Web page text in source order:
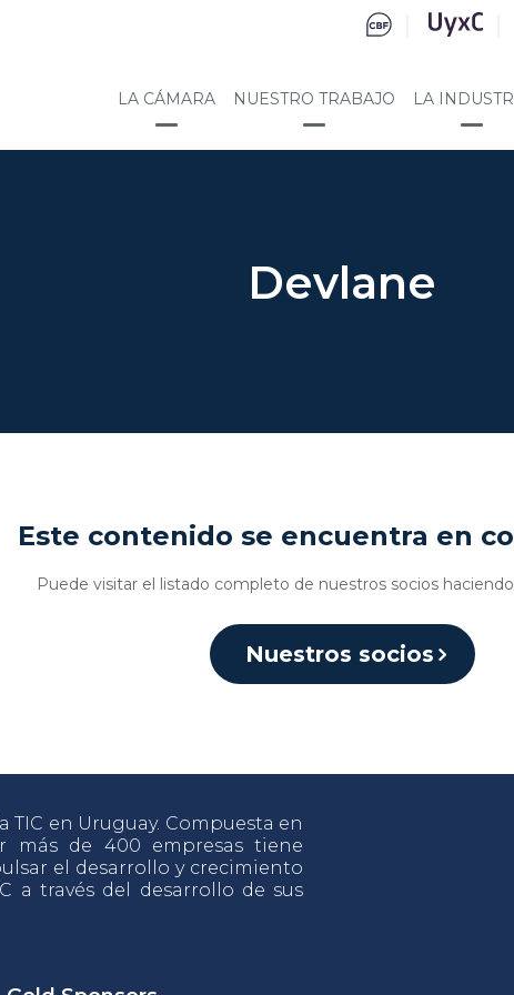
LA CÁMARA NUESTRO TRABAJO LA
Devlane
Este contenido se encuentra en
Puede visitar el listado completo de nuestros socios
Nuestros socios
TIC en Uruguay. Compuesta en
más de 400 empresas tiene
el desarrollo y crecimiento
a través del desarrollo de sus